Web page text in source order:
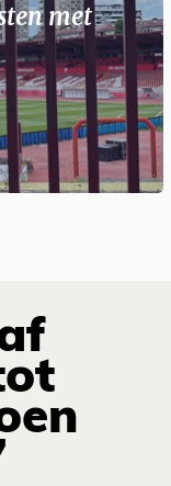
met